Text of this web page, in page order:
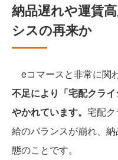
納品遅れや運賃
シスの再来か
eコマースと非常に関
不足により「宅配クラ
やかれています。 宅配
給のバランスが崩れ、
態のことです。